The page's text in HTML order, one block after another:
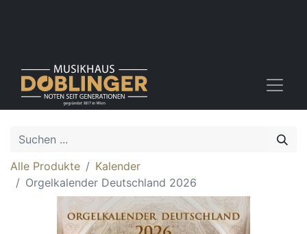
Alle Produkte
Kalender
Orgelkalender Deutschland 2026